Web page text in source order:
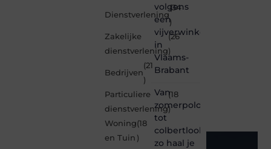
Dienstverlening
(34
)
Zakelijke
dienstverlening
(26
)
Bedrijven
(21
)
Particuliere
dienstverlening
(18
)
Woning
en Tuin
(18
)
volgens
een
vijverwinkel
in
Vlaams-
Brabant
Van
zomerpolo
tot
colbertlook
zo haal je